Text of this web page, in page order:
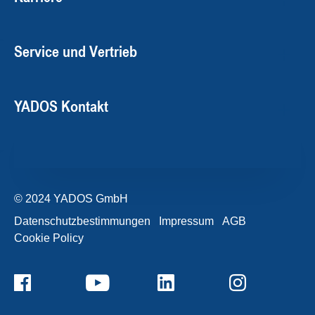
Service und Vertrieb
YADOS Kontakt
© 2024 YADOS GmbH
Datenschutzbestimmungen
Impressum
AGB
Cookie Policy